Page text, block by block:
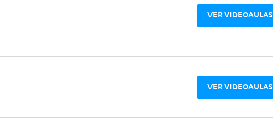
VER VIDEOAULAS
VER VIDEOAULAS